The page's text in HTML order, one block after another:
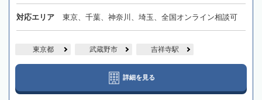
対応エリア 東京、千葉、神奈川、埼玉、全国オンライン相談可
東京都 武蔵野市 吉祥寺駅
詳細を見る